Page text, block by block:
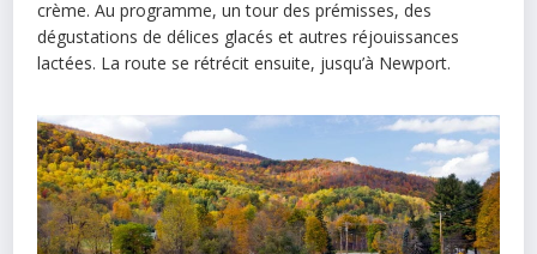
crème. Au programme, un tour des prémisses, des
dégustations de délices glacés et autres réjouissances
lactées. La route se rétrécit ensuite, jusqu’à Newport.